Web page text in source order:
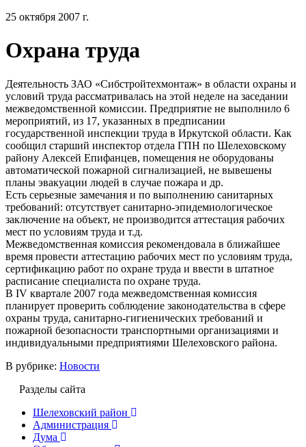
25 октября 2007 г.
Охрана труда
Деятельность ЗАО «Сибстройтехмонтаж» в области охраны и
условий труда рассматривалась на этой неделе на заседании
межведомственной комиссии. Предприятие не выполнило 6
мероприятий, из 17, указанных в предписании
государственной инспекции труда в Иркутской области. Как
сообщил старший инспектор отдела ГПН по Шелеховскому
району Алексей Епифанцев, помещения не оборудованы
автоматической пожарной сигнализацией, не вывешены
планы эвакуации людей в случае пожара и др.
Есть серьезные замечания и по выполнению санитарных
требований: отсутствует санитарно-эпидемиологическое
заключение на объект, не производится аттестация рабочих
мест по условиям труда и т.д.
Межведомственная комиссия рекомендовала в ближайшее
время провести аттестацию рабочих мест по условиям труда,
сертификацию работ по охране труда и ввести в штатное
расписание специалиста по охране труда.
В IV квартале 2007 года межведомственная комиссия
планирует проверить соблюдение законодательства в сфере
охраны труда, санитарно-гигиенических требований и
пожарной безопасности транспортными организациями и
индивидуальными предприятиями Шелеховского района.
В рубрике: Новости
Разделы сайта
Шелеховский район
Администрация
Дума